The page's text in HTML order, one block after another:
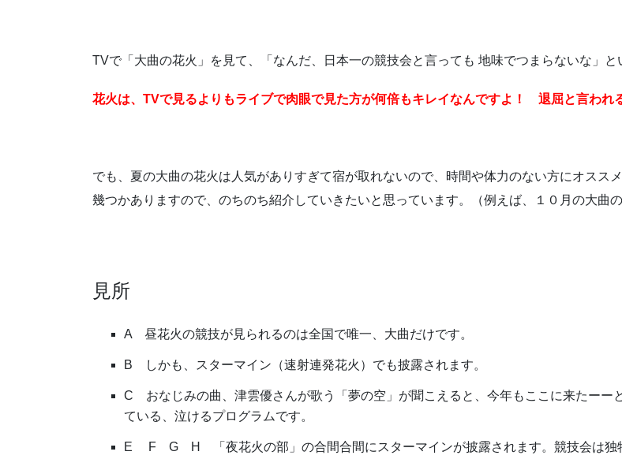
TVで「大曲の花火」を見て、「なんだ、日本一の競技会と言っても 地味でつまらないな」
花火は、TVで見るよりもライブで肉眼で見た方が何倍もキレイなんですよ！ 退屈と言われ
でも、夏の大曲の花火は人気がありすぎて宿が取れないので、時間や体力のない方にオスス
幾つかありますので、のちのち紹介していきたいと思っています。（例えば、１０月の大曲
見所
A 昼花火の競技が見られるのは全国で唯一、大曲だけです。
B しかも、スターマイン（速射連発花火）でも披露されます。
C おなじみの曲、津雲優さんが歌う「夢の空」が聞こえると、今年もここに来たーー
ている、泣けるプログラムです。
E F G H 「夜花火の部」の合間合間にスターマインが披露されます。競技会は独